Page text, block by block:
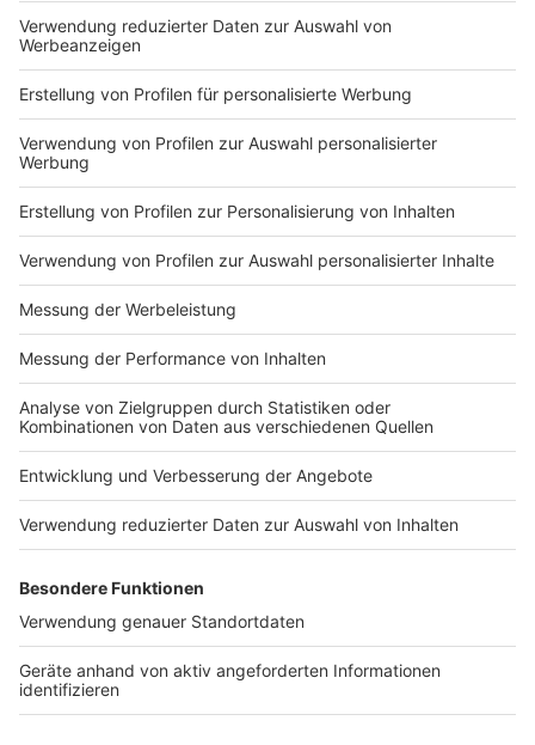
Du hast dir noch keine Artikel gemerkt
Markiere sie hierfür mit einem
Impressum
Nutzungsbedingungen
Jobs
Presse
Werben
Archiv
ANTENNE BAYERN GROUP
Stiftung ANTENNE BAYERN
hilft
Kontakt
Studio-Hotline
Verkehrs-Hotline
Newsletter